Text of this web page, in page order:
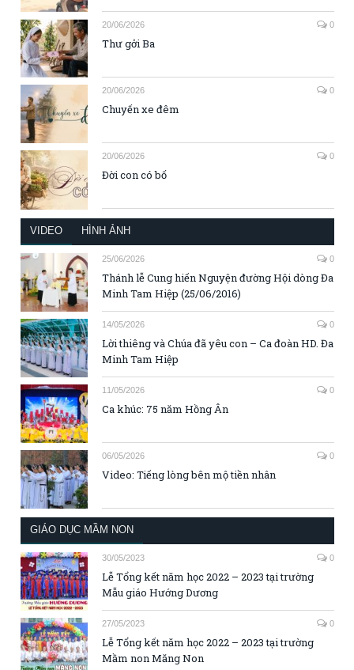
20/06/2026 0
Thư gởi Ba
20/06/2026 0
Chuyến xe đêm
20/06/2026 0
Đời con có bố
VIDEO HÌNH ẢNH
25/06/2026 0
Thánh lễ Cung hiến Nguyện đường Hội dòng Đa
Minh Tam Hiệp (25/06/2016)
14/05/2026 0
Lời thiêng và Chúa đã yêu con – Ca đoàn HD. Đa
Minh Tam Hiệp
11/05/2026 0
Ca khúc: 75 năm Hồng Ân
06/05/2026 0
Video: Tiếng lòng bên mộ tiền nhân
GIÁO DỤC MẦM NON
30/05/2023 0
Lễ Tổng kết năm học 2022 – 2023 tại trường
Mẫu giáo Hướng Dương
27/05/2023 0
Lễ Tổng kết năm học 2022 – 2023 tại trường
Mầm non Măng Non